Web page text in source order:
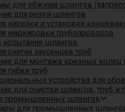
для обжима шлангов
для резки шлангов
нарезки и установки
маркировки трубопроводов
испытания шлангов
снятия заусенцев труб
для монтажа врезных колец
гибки труб
устройства для
для очистки шлангов, труб и
промышленных шлангов